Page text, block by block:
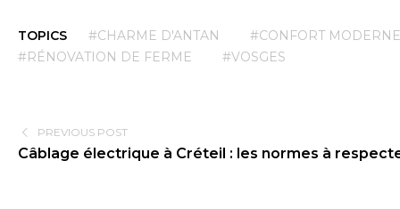
TOPICS #CHARME D'ANTAN
#CONFORT MODERNE
#RÉNOVATION DE FERME
#VOSGES
PREVIOUS POST
Câblage électrique à Créteil : les normes à